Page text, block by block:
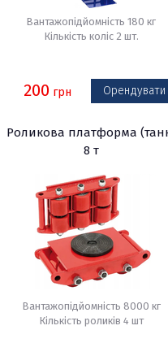
Вантажопідйомність 180 кг
Кількість коліс 2 шт.
200 грн Орендувати
Роликова платформа
8 т
Вантажопідйомність 8000 кг
Кількість роликів 4 шт